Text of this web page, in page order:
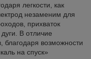
легкости, как
незаменим для
прихваток
В отличие
благодаря возможности
на спуск»